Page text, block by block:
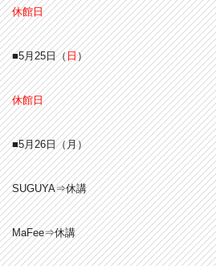
休館日
■5月25日（日）
休館日
■5月26日（月）
SUGUYA⇒休講
MaFee⇒休講